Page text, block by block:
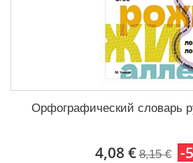
Орфографический словарь
4,08 € 8,15 € -